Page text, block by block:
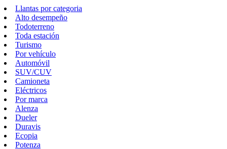
Llantas por categoria
Alto desempeño
Todoterreno
Toda estación
Turismo
Por vehículo
Automóvil
SUV/CUV
Camioneta
Eléctricos
Por marca
Alenza
Dueler
Duravis
Ecopia
Potenza